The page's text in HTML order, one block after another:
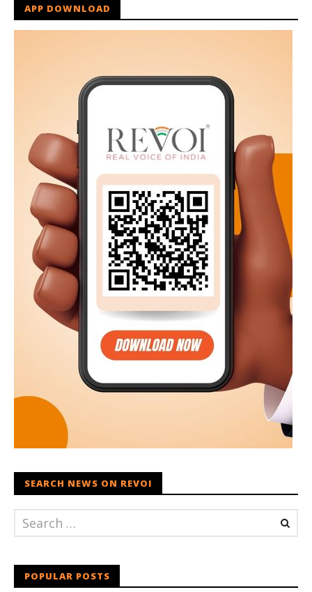
APP DOWNLOAD
SEARCH NEWS ON REVOI
POPULAR POSTS